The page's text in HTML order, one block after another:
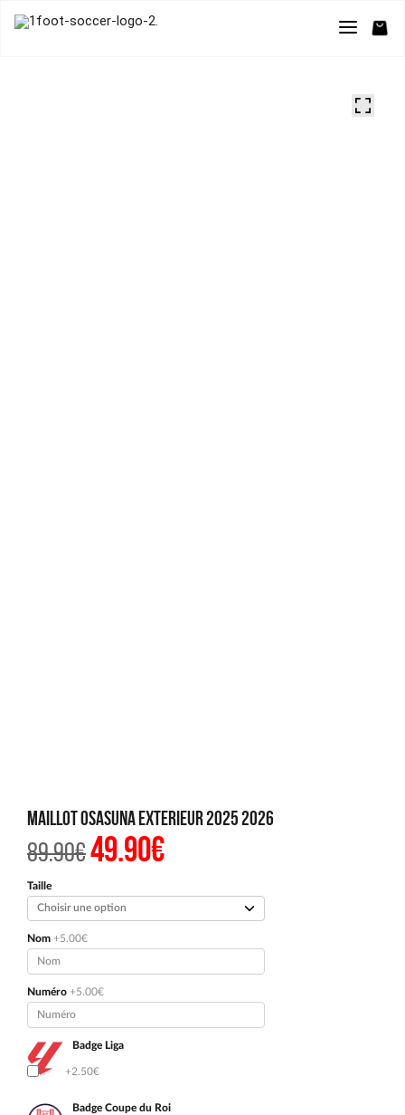
Maillot Osasuna Exterieur 2025 2026
89.90€Le
prix
était :
89.90€.
49.90€Le
prix
est :
49.90€.
Taille
Nom +5.00€
Numéro +5.00€
Badge Liga
Oui +2.50€
Badge Coupe du Roi